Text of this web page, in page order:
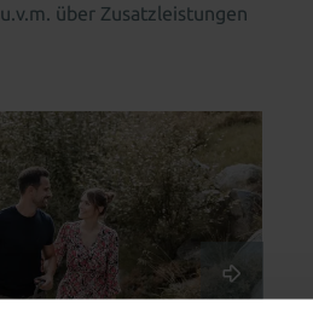
u.v.m. über Zusatzleistungen